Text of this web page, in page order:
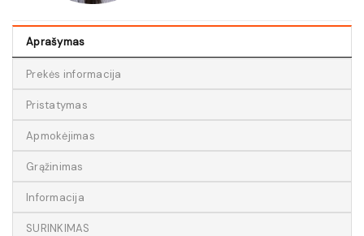
Aprašymas
Prekės informacija
Pristatymas
Apmokėjimas
Grąžinimas
Informacija
SURINKIMAS